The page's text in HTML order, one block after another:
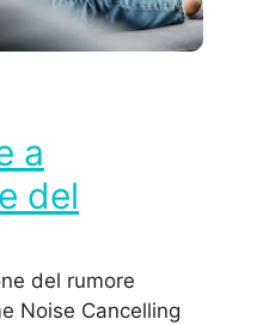
a
del
del rumore
Noise Cancelling